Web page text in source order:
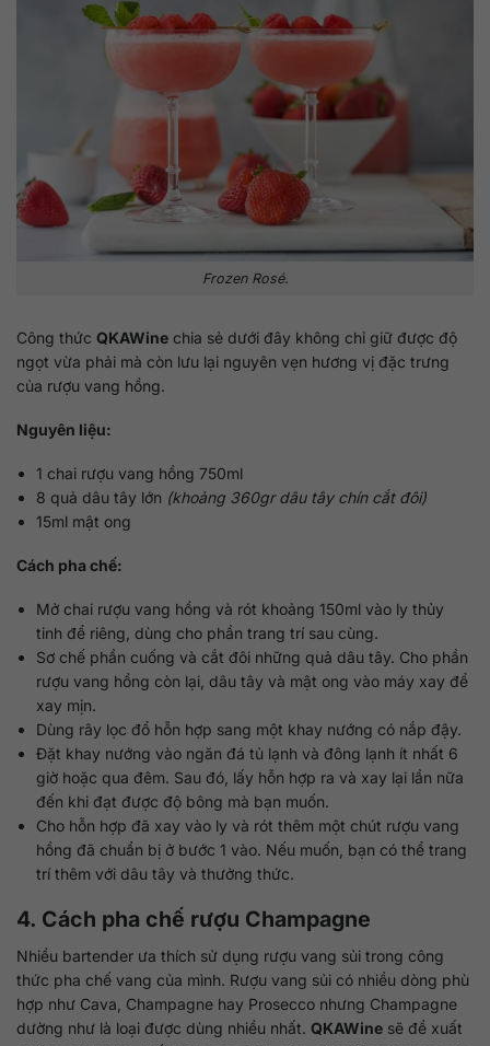
Frozen Rosé.
Công thức QKAWine chia sẻ dưới đây không chỉ giữ được độ
ngọt vừa phải mà còn lưu lại nguyên vẹn hương vị đặc trưng
của rượu vang hồng.
Nguyên liệu:
1 chai rượu vang hồng 750ml
8 quả dâu tây lớn (khoảng 360gr dâu tây chín cắt đôi)
15ml mật ong
Cách pha chế:
Mở chai rượu vang hồng và rót khoảng 150ml vào ly thủy
tinh để riêng, dùng cho phần trang trí sau cùng.
Sơ chế phần cuống và cắt đôi những quả dâu tây. Cho phần
rượu vang hồng còn lại, dâu tây và mật ong vào máy xay để
xay mịn.
Dùng rây lọc đổ hỗn hợp sang một khay nướng có nắp đậy.
Đặt khay nướng vào ngăn đá tủ lạnh và đông lạnh ít nhất 6
giờ hoặc qua đêm. Sau đó, lấy hỗn hợp ra và xay lại lần nữa
đến khi đạt được độ bông mà bạn muốn.
Cho hỗn hợp đã xay vào ly và rót thêm một chút rượu vang
hồng đã chuẩn bị ở bước 1 vào. Nếu muốn, bạn có thể trang
trí thêm với dâu tây và thưởng thức.
4. Cách pha chế rượu Champagne
Nhiều bartender ưa thích sử dụng rượu vang sủi trong công
thức pha chế vang của mình. Rượu vang sủi có nhiều dòng phù
hợp như Cava, Champagne hay Prosecco nhưng Champagne
dường như là loại được dùng nhiều nhất. QKAWine sẽ đề xuất